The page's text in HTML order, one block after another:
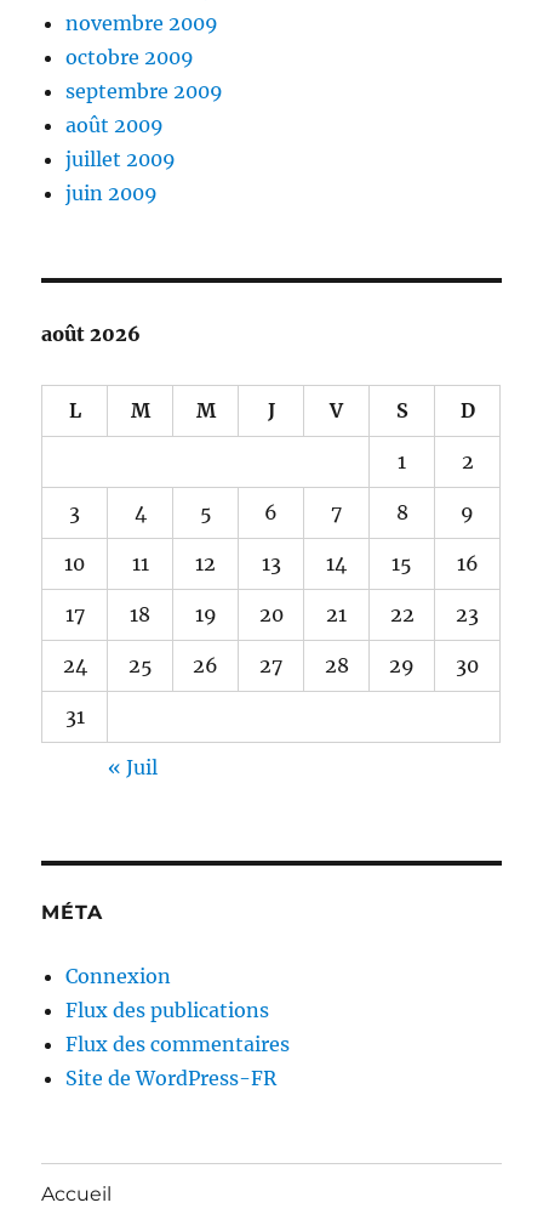
novembre 2009
octobre 2009
septembre 2009
août 2009
juillet 2009
juin 2009
août 2026
L M M J V S D
1 2
3 4 5 6 7 8 9
10 11 12 13 14 15 16
17 18 19 20 21 22 23
24 25 26 27 28 29 30
31
« Juil
MÉTA
Connexion
Flux des publications
Flux des commentaires
Site de WordPress-FR
Accueil